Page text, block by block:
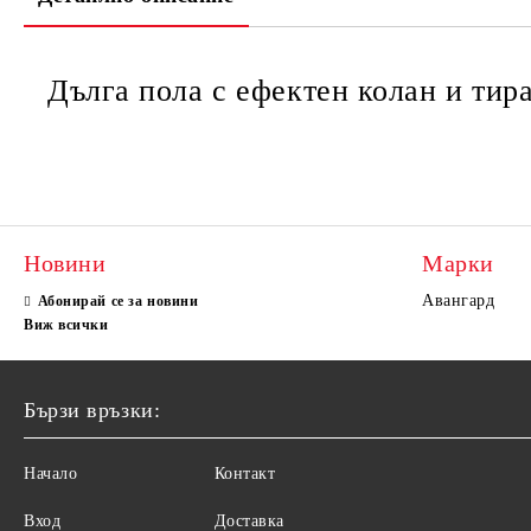
Дълга пола с ефектен колан и
Новини
Абонирай се за новини
Виж всички
Марки
Авангард
Бързи връзки:
Начало
Вход
Контакт
Доставка